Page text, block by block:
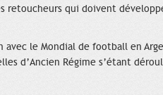
retoucheurs qui doivent
avec le Mondial de football en
d’Ancien Régime s’étant